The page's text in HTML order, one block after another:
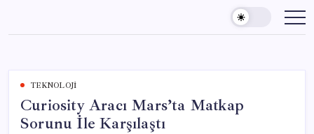
content
TEKNOLOJI
Curiosity Aracı Mars’ta Matkap
Sorunu İle Karşılaştı